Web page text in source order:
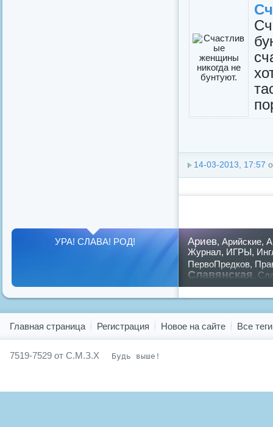
14-03-2013, 17:57
Ариев, Арийские,
Журнал, ИГРЫ,
ПервоПредков,
Славянская
русский,славян
УРА! СЛАВА! РОД!
Главная страница Регистрация Новое на сайте Все теги
7519-7529 от С.М.З.Х Будь выше!